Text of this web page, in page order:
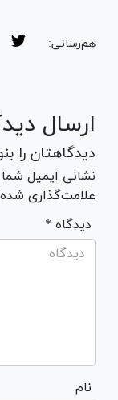
هم‌رسانی:
ارسال
دیدگاهتان را
نشانی ایمیل
علامت‌گذاری
* دیدگاه
نام